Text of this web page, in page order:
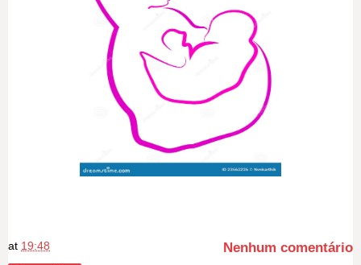
at 19:48 Nenhum comentário